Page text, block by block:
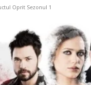
Oprit Sezonul 1